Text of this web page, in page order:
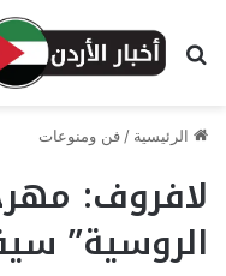
بحث عن
الرئيسية / فن ومنوعات
لافروف:
الروسية”